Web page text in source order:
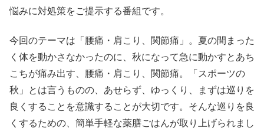
悩みに対処策をご提示する番組です。
今回のテーマは「腰痛・肩こり、関節痛」。夏の間まった
く体を動かさなかったのに、秋になって急に動かすとあち
こちが痛み出す、腰痛・肩こり、関節痛。「スポーツの
秋」とは言うものの、あせらず、ゆっくり、まずは巡りを
良くすることを意識することが大切です。そんな巡りを良
くするための、簡単手軽な薬膳ごはんが取り上げられまし